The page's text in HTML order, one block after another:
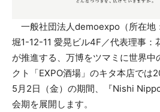
一般社団法人demoexpo（所在地
堀1-12-11 愛晃ビル4F／代表理事：
が推進する、万博をツマミに世界中
クト「EXPO酒場」のキタ本店では
5月2日（金）の期間、『Nishi
会期を展開します。